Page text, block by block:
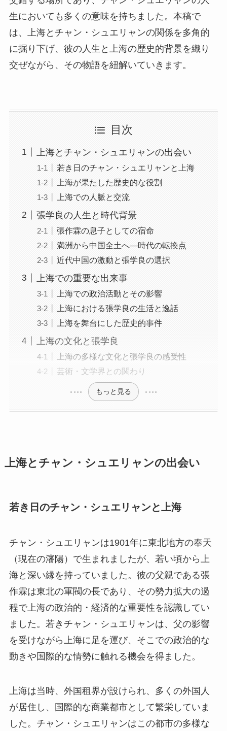
生においても多くの意味を持ちました。本稿で
は、上海とチャン・シュエリャンの関係を多角的
に掘り下げ、彼の人生と上海の歴史的背景を織り
交ぜながら、その物語を紐解いていきます。
目次
上海とチャン・シュエリャンの出会い
若き日のチャン・シュエリャンと上海
上海が果たした歴史的な役割
上海での人脈と交流
張学良の人生と時代背景
張作霖の息子としての宿命
満洲から中国全土へ—時代の転換点
近代中国の激動と張学良の選択
上海での重要な出来事
上海での政治活動とその影響
上海における張学良の生活と逸話
上海を舞台にした歴史的事件
上海の文化と張学良
上海の多様な文化と張学良の感受性
芸術・文学界との関わり
もっと見る
上海とチャン・シュエリャンの出会い
若き日のチャン・シュエリャンと上海
チャン・シュエリャンは1901年に東北地方の奉天
（現在の瀋陽）で生まれましたが、若い頃から上
海と深い縁を持っていました。彼の父親である張
作霖は東北の軍閥の長であり、その勢力拡大の過
程で上海の政治的・経済的な重要性を認識してい
ました。若きチャン・シュエリャンは、父の影響
を受けながら上海に足を運び、そこでの政治的な
動きや国際的な情勢に触れる機会を得ました。
上海は当時、外国租界が設けられ、多くの外国人
が居住し、国際的な商業都市として繁栄していま
した。チャン・シュエリャンはこの都市の多様な